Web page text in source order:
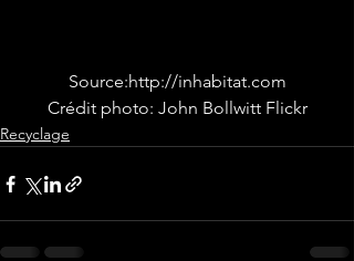
Source:http://inhabitat.com
Crédit photo: John Bollwitt Flickr
Recyclage